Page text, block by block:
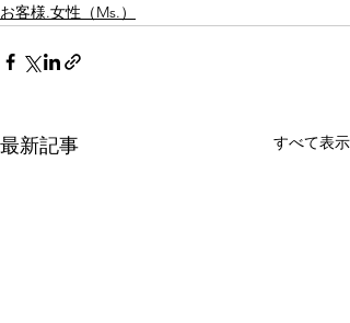
お客様.女性（Ms.）
最新記事 すべて表示